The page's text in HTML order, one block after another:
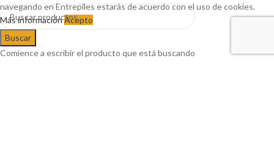
Buscar
Comience a escribir el producto que está buscando
navegando en Entrepiles estarás de acuerdo con el uso de cookies.
Más informaciónAcepto